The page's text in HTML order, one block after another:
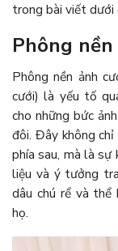
trong bài viết dưới
Phông
Phông nền ảnh
cưới) là yếu tố
cho những bức
đôi. Đây không
phía sau, mà là
liệu và ý tưởng
dâu chú rể và thể
họ.